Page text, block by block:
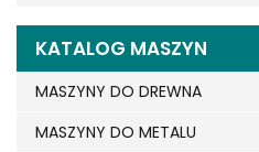
KATALOG MASZYN
MASZYNY DO DREWNA
MASZYNY DO METALU